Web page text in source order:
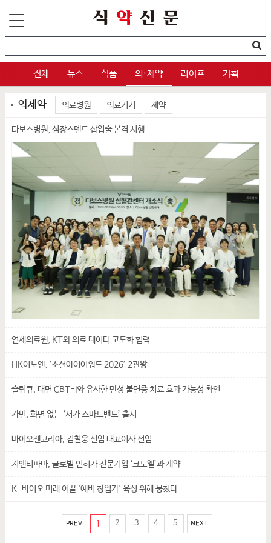
전체 뉴스 식품 의·제약 라이프 기획
의제약 의료병원 의료기기 제약
다보스병원, 심장스텐트 삽입술 본격 시행
연세의료원, KT와 의료 데이터 고도화 협력
HK이노엔, ‘소셜아이어워드 2026’ 2관왕
슬립큐, 대면 CBT-I와 유사한 만성 불면증 치료 효과 가능성 확인
가민, 화면 없는 ‘서카 스마트밴드’ 출시
바이오젠코리아, 김철웅 신임 대표이사 선임
지엔티파마, 글로벌 인허가 전문기업 ‘크노엘’과 계약
K-바이오 미래 이끌 '예비 창업가' 육성 위해 뭉쳤다
PREV 1 2 3 4 5 NEXT